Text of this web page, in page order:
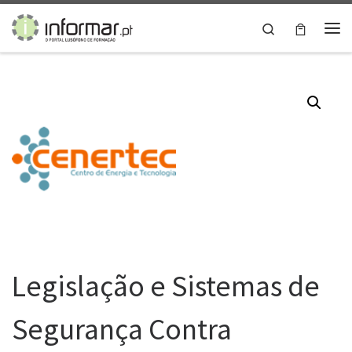
Skip to content
Search
Legislação e Sistemas de
Segurança Contra